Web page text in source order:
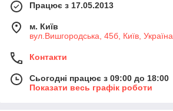
Працює з 17.05.2013
м. Київ
вул.Вишгородська, 45б, Київ, Україна
Контакти
Сьогодні працює з 09:00 до 18:00
Показати весь графік роботи